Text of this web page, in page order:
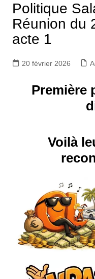
Politique
Réunion du
acte 1
20 février 2026
Première
Voilà